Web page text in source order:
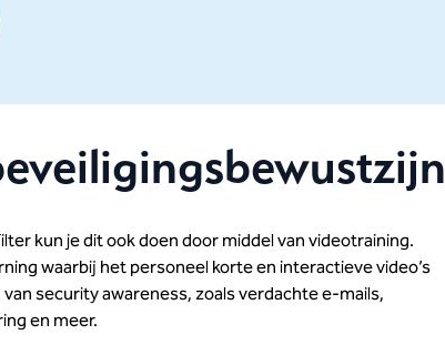
kun je dit ook doen door middel van videotraining.
waarbij het personeel korte en interactieve video’s
security awareness, zoals verdachte e-mails,
en meer.